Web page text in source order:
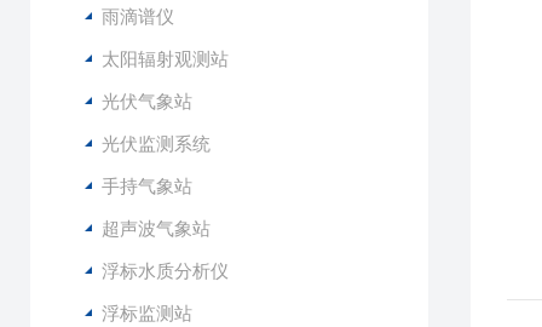
雨滴谱仪
太阳辐射观测站
光伏气象站
光伏监测系统
手持气象站
超声波气象站
浮标水质分析仪
浮标监测站